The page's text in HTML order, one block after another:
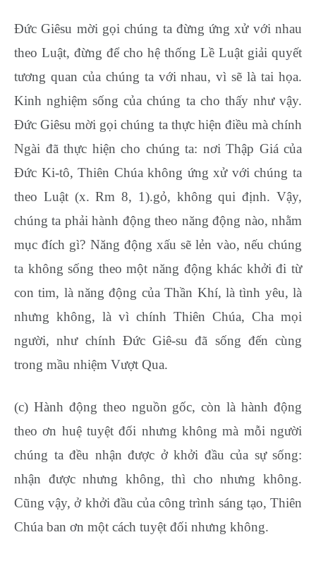
Đức Giêsu mời gọi chúng ta đừng ứng xử với nhau
theo Luật, đừng để cho hệ thống Lề Luật giải quyết
tương quan của chúng ta với nhau, vì sẽ là tai họa.
Kinh nghiệm sống của chúng ta cho thấy như vậy.
Đức Giêsu mời gọi chúng ta thực hiện điều mà chính
Ngài đã thực hiện cho chúng ta: nơi Thập Giá của
Đức Ki-tô, Thiên Chúa không ứng xử với chúng ta
theo Luật (x. Rm 8, 1).gỏ, không qui định. Vậy,
chúng ta phải hành động theo năng động nào, nhằm
mục đích gì? Năng động xấu sẽ lẻn vào, nếu chúng
ta không sống theo một năng động khác khởi đi từ
con tim, là năng động của Thần Khí, là tình yêu, là
nhưng không, là vì chính Thiên Chúa, Cha mọi
người, như chính Đức Giê-su đã sống đến cùng
trong mầu nhiệm Vượt Qua.
(c) Hành động theo nguồn gốc, còn là hành động
theo ơn huệ tuyệt đối nhưng không mà mỗi người
chúng ta đều nhận được ở khởi đầu của sự sống:
nhận được nhưng không, thì cho nhưng không.
Cũng vậy, ở khởi đầu của công trình sáng tạo, Thiên
Chúa ban ơn một cách tuyệt đối nhưng không.